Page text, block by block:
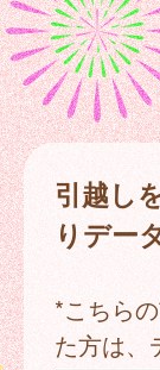
引越し
りデー
*こちら
た方は、